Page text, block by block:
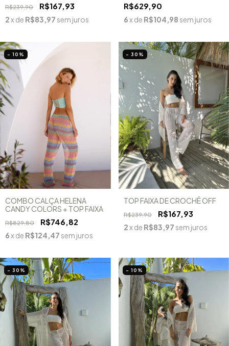
R$239,90 R$167,93
2x de R$83,97 sem juros
R$629,90
6x de R$104,98 sem juros
- 10 %
COMBO CALÇA HELENA
CANDY COLORS + TOP FAIXA
R$829,80 R$746,82
6x de R$124,47 sem juros
- 30 %
TOP FAIXA DE CROCHÊ OFF
R$239,90 R$167,93
2x de R$83,97 sem juros
- 30 % - 10 %